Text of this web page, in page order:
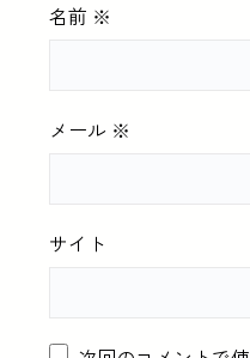
名前 ※
メール ※
サイト